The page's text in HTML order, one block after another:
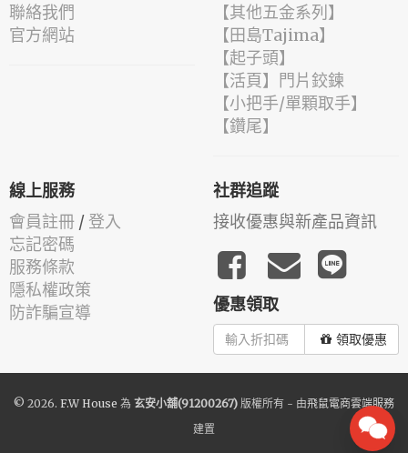
聯絡我們
官方網站
【其他五金系列】
【田島Tajima】
【起子頭】
【活頁】門片鉸鍊
【小把手/單顆取手】
【鑽尾】
線上服務
會員註冊 / 登入
忘記密碼
服務條款
隱私權政策
防詐騙宣導
社群追蹤
接收優惠與新產品資訊
優惠領取
領取優惠
© 2026. F.W House 為 玄安小舖(91200267) 版權所有 - 由飛鼠電商雲端服務
建置